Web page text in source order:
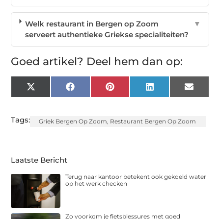
Welk restaurant in Bergen op Zoom
serveert authentieke Griekse specialiteiten?
▼
Goed artikel? Deel hem dan op:
X
(Twitter)
FacebookPinterest LinkedIn Email
Tags: Griek Bergen Op Zoom, Restaurant Bergen Op Zoom
Laatste Bericht
Terug naar kantoor betekent ook gekoeld water
op het werk checken
Zo voorkom je fietsblessures met goed